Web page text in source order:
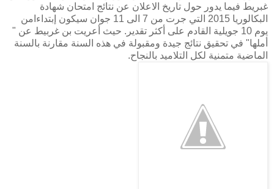
غبريط فيما يدور حول تاريخ الاعلان عن نتائج امتحان شهادة
البكالوريا 2015 التي جرت من 7 الى 11 جوان سيكون إبتداءامن
يوم 10 جويلية القادم على أكثر تقدير. حيث أعريت بن غربيط عن "
أملها" في تحقيق نتائج جيدة ومقبولة في هذه السنة مقارنة بالسنة
الماضية متمنية لكل التلاميد بالنجاح.